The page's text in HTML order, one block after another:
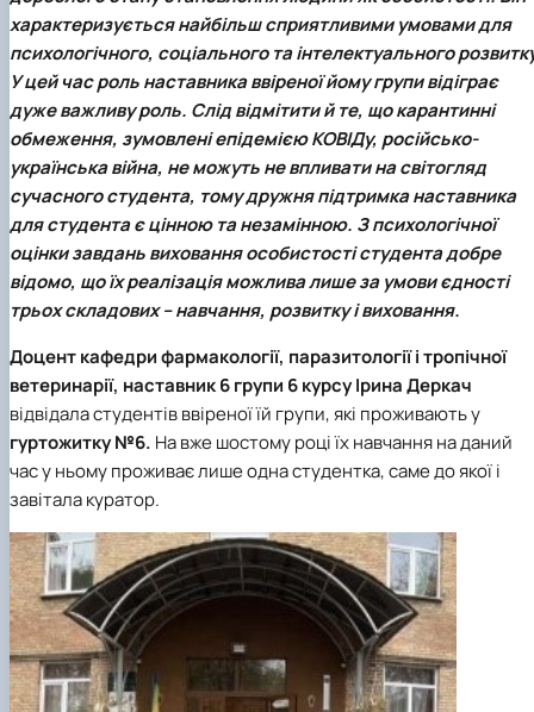
характеризується найбільш сприятливими умовами для
психологічного, соціального та інтелектуального
У цей час роль наставника ввіреної йому групи відіграє
дуже важливу роль. Слід відмітити й те, що карантинні
обмеження, зумовлені епідемією КОВІДу, російсько-
українська війна, не можуть не впливати на світогляд
сучасного студента, тому дружня підтримка наставника
для студента є цінною та незамінною. З психологічної
оцінкизавдань виховання особистості студентадобре
відомо, що їх реалізація можлива лише за умови єдності
трьох складових – навчання, розвитку і виховання.
Доцент кафедри фармакології, паразитології і тропічної
ветеринарії, наставник 6 групи 6 курсу Ірина Деркач
відвідала студентів ввіреної їй групи, які проживають у
гуртожитку №6. На вже шостому році їх навчання на даний
час у ньому проживає лише одна студентка, саме до якої і
завітала куратор.